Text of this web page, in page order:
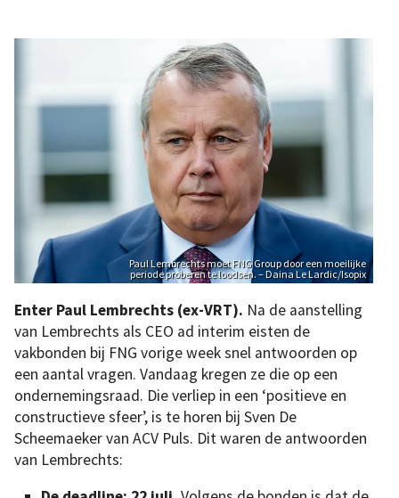
Paul Lembrechts moet FNG Group door een moeilijke
periode proberen te loodsen. – Daina Le Lardic/Isopix
Enter Paul Lembrechts (ex-VRT). Na de aanstelling
van Lembrechts als CEO ad interim eisten de
vakbonden bij FNG vorige week snel antwoorden op
een aantal vragen. Vandaag kregen ze die op een
ondernemingsraad. Die verliep in een ‘positieve en
constructieve sfeer’, is te horen bij Sven De
Scheemaeker van ACV Puls. Dit waren de antwoorden
van Lembrechts: